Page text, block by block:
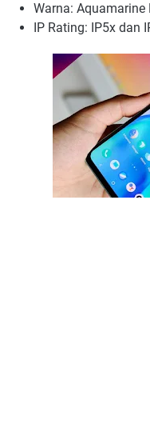
Warna:
IP Rating: IP5x dan